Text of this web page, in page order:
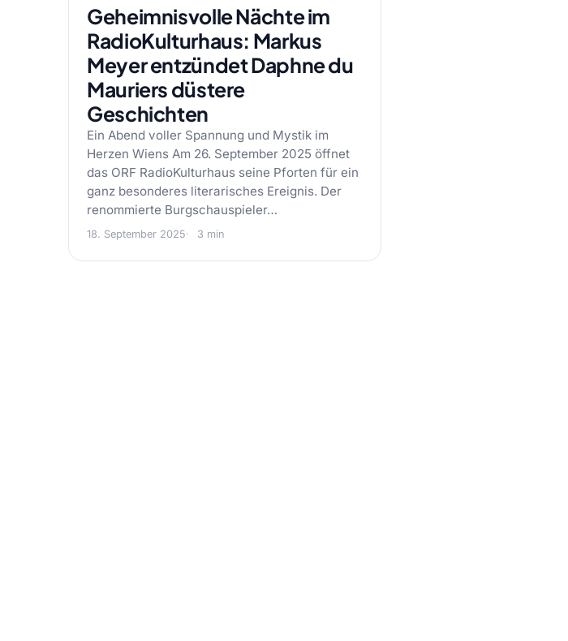
Geheimnisvolle Nächte im
RadioKulturhaus: Markus
Meyer entzündet Daphne du
Mauriers düstere
Geschichten
Ein Abend voller Spannung und Mystik im
Herzen Wiens Am 26. September 2025 öffnet
das ORF RadioKulturhaus seine Pforten für ein
ganz besonderes literarisches Ereignis. Der
renommierte Burgschauspieler…
18. September 2025 3 min